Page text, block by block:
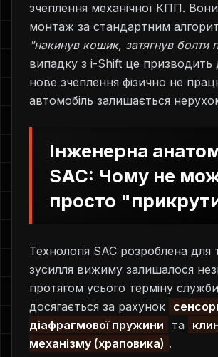
зчеплення механічної КПП.
монтаж за стандартним
"накинув кошик, затягнув болти
випадку з i-Shift це
нове зчеплення фізично не
автомобіль залишається
Інженерна
SAC: Чому не
просто
Технологія SAC розроблена для
зусилля вижиму залишалося
протягом усього терміну
досягається за рахунок
діафрагмової пружини
та
механізму (храповика) .